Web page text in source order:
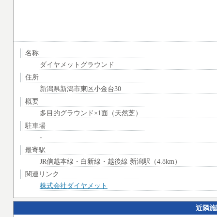
名称
ダイヤメットグラウンド
住所
新潟県新潟市東区小金台30
概要
多目的グラウンド×1面（天然芝）
駐車場
-
最寄駅
JR信越本線・白新線・越後線 新潟駅（4.8km）
関連リンク
株式会社ダイヤメット
近隣